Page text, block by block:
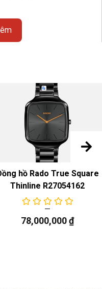
kim cương
bằng thép không
gỉ
hồ Rado True Square
Thinline R27054162
78,000,000₫